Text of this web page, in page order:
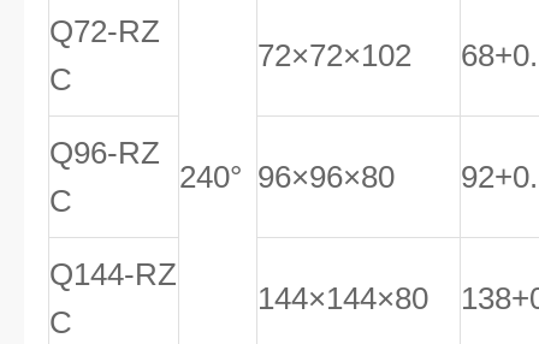
Q72-RZ
C
240°
72×72×102 68+0.
Q96-RZ
C
96×96×80 92+0.
Q144-RZ
C
144×144×80 138+